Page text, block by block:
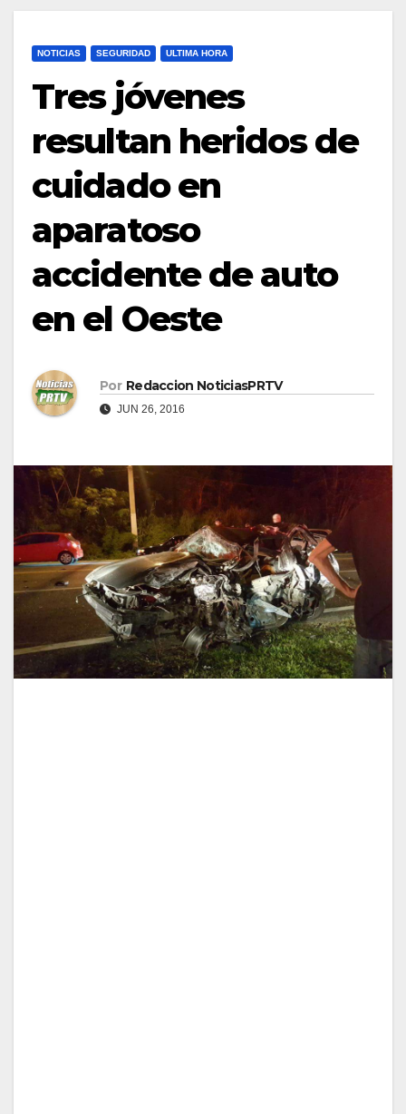
NOTICIAS SEGURIDAD ULTIMA HORA
Tres jóvenes
resultan heridos de
cuidado en
aparatoso
accidente de auto
en el Oeste
Por Redaccion NoticiasPRTV
JUN 26, 2016